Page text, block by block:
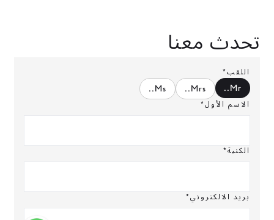
تحدث معنا
اللقب*
Mr.
.
Mrs.
.
Ms.
.
الاسم الأول*
الكنية*
بريد الالكتروني*